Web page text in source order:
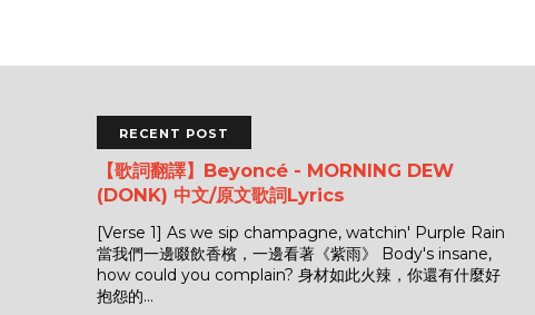
RECENT POST
【歌詞翻譯】Beyoncé - MORNING DEW
(DONK) 中文/原文歌詞Lyrics
[Verse 1] As we sip champagne, watchin' Purple Rain
當我們一邊啜飲香檳，一邊看著《紫雨》 Body's insane,
how could you complain? 身材如此火辣，你還有什麼好
抱怨的...